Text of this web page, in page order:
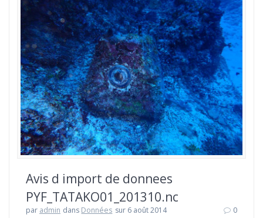
Avis d import de donnees
PYF_TATAKO01_201310.nc
par admin dans Données sur 6 août 2014 0